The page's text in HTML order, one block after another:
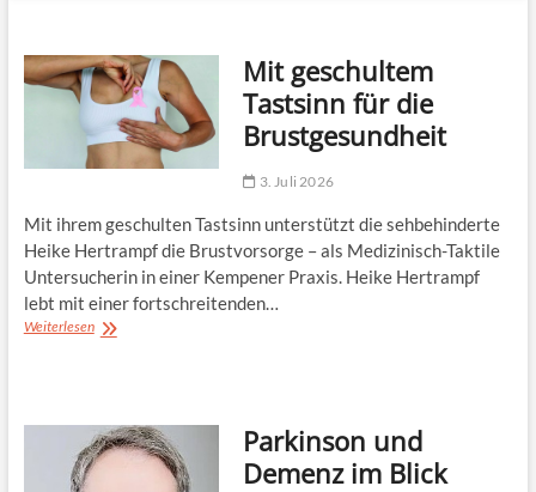
Mit geschultem
Tastsinn für die
Brustgesundheit
3. Juli 2026
Mit ihrem geschulten Tastsinn unterstützt die sehbehinderte
Heike Hertrampf die Brustvorsorge – als Medizinisch-Taktile
Untersucherin in einer Kempener Praxis. Heike Hertrampf
lebt mit einer fortschreitenden…
WeiterlesenMit
Brustgesundheit
Parkinson und
Demenz im Blick